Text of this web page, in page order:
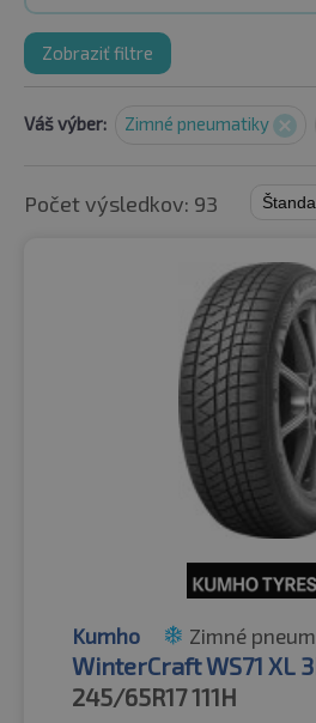
Zobraziť filtre
Váš výber: Zimné pneumatiky
Počet výsledkov: 93
Kumho Zimné
WinterCraft WS71 XL
245/65R17111H